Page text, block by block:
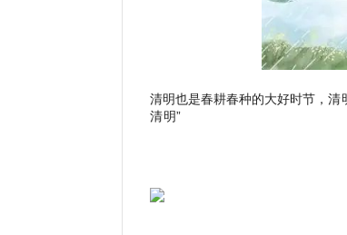
清明也是春耕春种的大好时节，清
清明”